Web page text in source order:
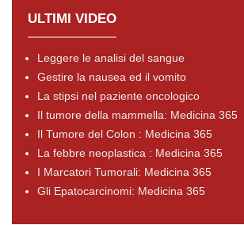
ULTIMI VIDEO
Leggere le analisi del sangue
Gestire la nausea ed il vomito
La stipsi nel paziente oncologico
Il tumore della mammella: Medicina 365
Il Tumore del Colon : Medicina 365
La febbre neoplastica : Medicina 365
I Marcatori Tumorali: Medicina 365
Gli Epatocarcinomi: Medicina 365